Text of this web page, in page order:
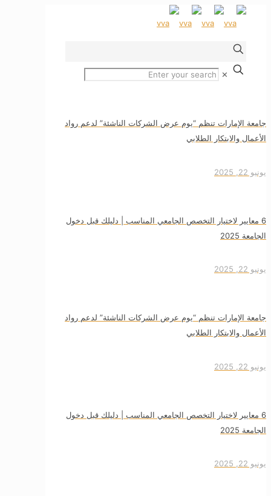
✕
جامعة الإمارات تنظم “يوم عرض الشركات الناشئة” لدعم رواد
الأعمال والابتكار الطلابي
يونيو 22, 2025
6 معايير لاختيار التخصص الجامعي المناسب | دليلك قبل دخول
الجامعة 2025
يونيو 22, 2025
جامعة الإمارات تنظم “يوم عرض الشركات الناشئة” لدعم رواد
الأعمال والابتكار الطلابي
يونيو 22, 2025
6 معايير لاختيار التخصص الجامعي المناسب | دليلك قبل دخول
الجامعة 2025
يونيو 22, 2025